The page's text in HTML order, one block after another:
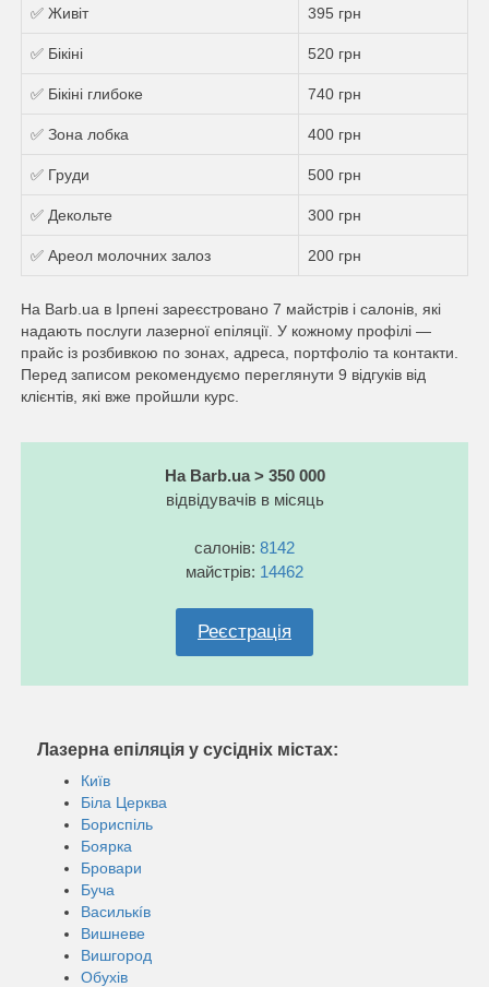
✅ Живіт 395 грн
✅ Бікіні 520 грн
✅ Бікіні глибоке 740 грн
✅ Зона лобка 400 грн
✅ Груди 500 грн
✅ Декольте 300 грн
✅ Ареол молочних залоз 200 грн
На Barb.ua в Ірпені зареєстровано 7 майстрів i салонів, які
надають послуги лазерної епіляції. У кожному профілі —
прайс із розбивкою по зонах, адреса, портфоліо та контакти.
Перед записом рекомендуємо переглянути 9 відгуків від
клієнтів, які вже пройшли курс.
На Barb.ua > 350 000
відвідувачів в місяць
салонів: 8142
майстрів: 14462
Реєстрація
Лазерна епіляція у сусідніх містах:
Київ
Біла Церква
Бориспіль
Боярка
Бровари
Буча
Василькíв
Вишневе
Вишгород
Обухів